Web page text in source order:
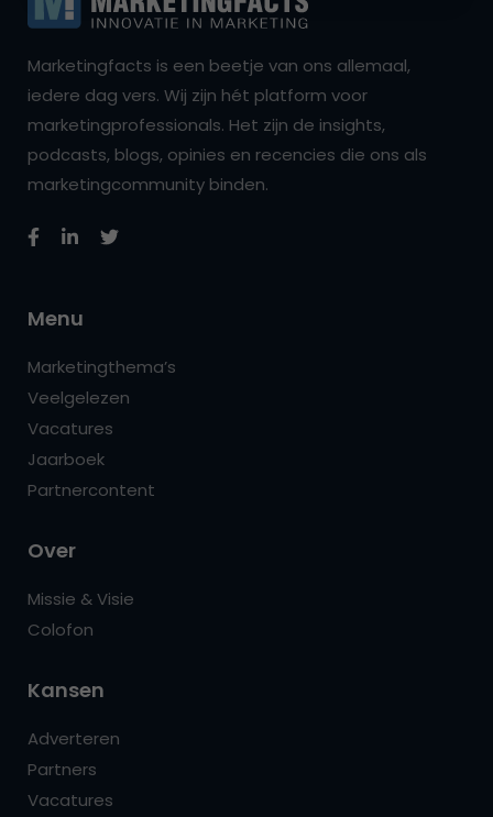
Marketingfacts is een beetje van ons allemaal,
iedere dag vers. Wij zijn hét platform voor
marketingprofessionals. Het zijn de insights,
podcasts, blogs, opinies en recencies die ons als
marketingcommunity binden.
Menu
Marketingthema’s
Veelgelezen
Vacatures
Jaarboek
Partnercontent
Over
Missie & Visie
Colofon
Kansen
Adverteren
Partners
Vacatures